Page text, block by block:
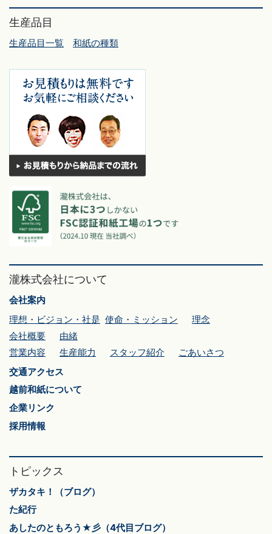
生産品目
生産品目一覧 和紙の種類
瀧株式会社について
会社案内
理想・ビジョン・社是 使命・ミッション
理念
会社概要
由緒
営業内容
生産能力 スタッフ紹介
ごあいさつ
交通アクセス
越前和紙について
企業リンク
採用情報
トピックス
ザカタキ！（ブログ）
た紀行
あしたのともろう★彡（4代目ブログ）